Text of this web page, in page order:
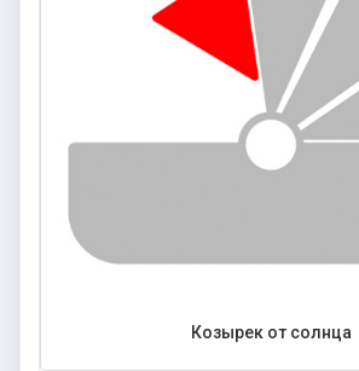
Козырек от солнца